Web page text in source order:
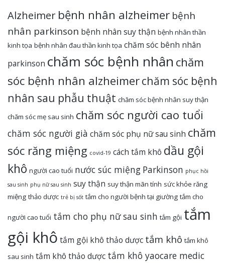
Alzheimer bệnh nhân alzheimer bệnh
nhân parkinson bệnh nhân suy thận bệnh nhân thần
kinh tọa bệnh nhân đau thần kinh tọa chăm sóc bênh nhân
parkinson chăm sóc bệnh nhân chăm
sóc bệnh nhân alzheimerchăm sóc bệnh
nhân sau phẫu thuật chăm sóc bệnh nhân suy thận
chăm sóc mẹ sau sinh chăm sóc người cao tuổi
chăm sóc người già chăm sóc phụ nữ sau sinh chăm
sóc răng miệng covid-19 cách tắm khô dầu gội
khô người cao tuổi nước súc miệng Parkinson phục hồi
sau sinh phụ nữ sau sinh suy thận suy thận mãn tính sức khỏe răng
miệng thảo dược trẻ bị sốt tắm cho người bệnh tại giường tắm cho
người cao tuổi tắm cho phụ nữ sau sinh tắm gội tắm
gội khô tắm gội khô thảo dược tắm khô tắm khô
sau sinh tắm khô thảo dược tắm khô yaocare medic